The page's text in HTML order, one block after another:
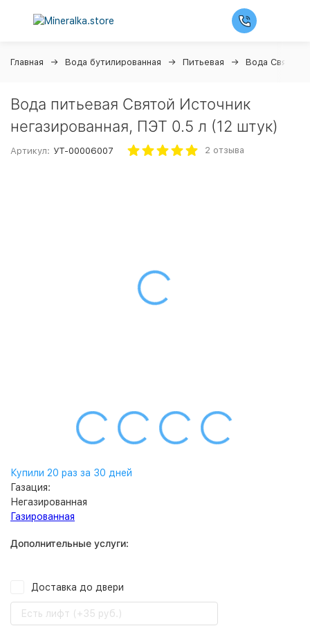
Главная Вода бутилированная Питьевая Вода Святой
Вода питьевая Святой Источник
негазированная, ПЭТ 0.5 л (12 штук)
Артикул: УТ-00006007 2 отзыва
Купили 20 раз за 30 дней
Газация:
Негазированная
Газированная
Дополнительные услуги:
Доставка до двери
Есть лифт (+35 руб.)